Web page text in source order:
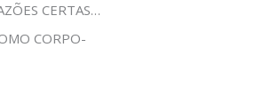
CERTAS…
CORPO-